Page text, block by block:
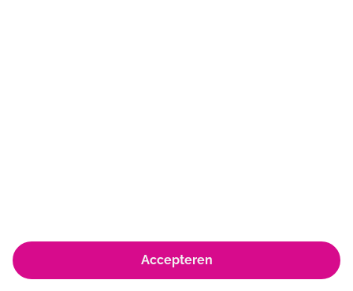
© Koninklijke Sportfondsen 2026
Huisregels & Algemene voorwaarden
Accepteren